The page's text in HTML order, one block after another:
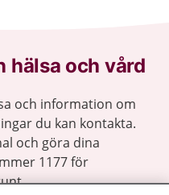
hälsa och vård
och information om
du kan kontakta.
och göra dina
1177 för